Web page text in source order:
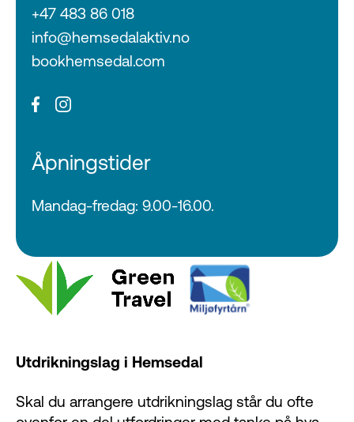
Utdrikningslag i Hemsedal
Skal du arrangere utdrikningslag står du ofte
+47 483 86 018
info@hemsedalaktiv.no
bookhemsedal.com
Åpningstider
Mandag-fredag: 9.00-16.00.